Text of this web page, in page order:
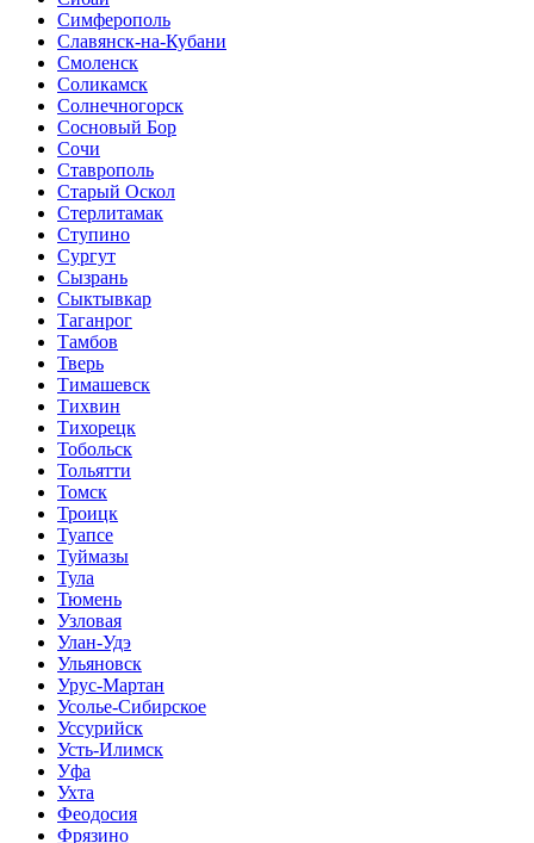
Симферополь
Славянск-на-Кубани
Смоленск
Соликамск
Солнечногорск
Сосновый Бор
Сочи
Ставрополь
Старый Оскол
Стерлитамак
Ступино
Сургут
Сызрань
Сыктывкар
Таганрог
Тамбов
Тверь
Тимашевск
Тихвин
Тихорецк
Тобольск
Тольятти
Томск
Троицк
Туапсе
Туймазы
Тула
Тюмень
Узловая
Улан-Удэ
Ульяновск
Урус-Мартан
Усолье-Сибирское
Уссурийск
Усть-Илимск
Уфа
Ухта
Феодосия
Фрязино